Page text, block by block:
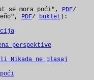
se mora poći", PDF/
PDF/ buklet ):
perspektive
Nikada ne glasaj